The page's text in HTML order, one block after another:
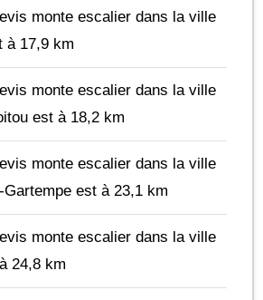
monte escalier dans la ville
à 17,9 km
monte escalier dans la ville
est à 18,2 km
monte escalier dans la ville
Gartempe est à 23,1 km
monte escalier dans la ville
24,8 km